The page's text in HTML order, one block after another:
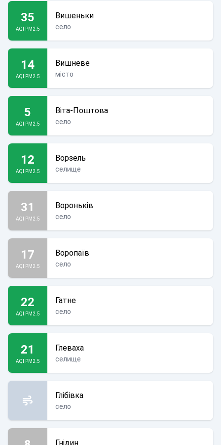
35
AQI PM2.5
Вишеньки
село
14
AQI PM2.5
Вишневе
місто
5
AQI PM2.5
Віта-Поштова
село
12
AQI PM2.5
Ворзель
селище
31
AQI PM2.5
Вороньків
село
17
AQI PM2.5
Воропаїв
село
22
AQI PM2.5
Гатне
село
21
AQI PM2.5
Глеваха
селище
Глібівка
село
Гнідин